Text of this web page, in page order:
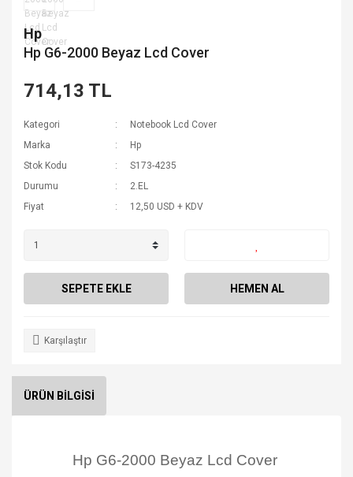
Hp
Hp G6-2000 Beyaz Lcd Cover
714,13 TL
Kategori
Notebook Lcd Cover
Marka
Hp
Stok Kodu
S173-4235
Durumu
2.EL
Fiyat
12,50 USD + KDV
SEPETE EKLE HEMEN AL
Karşılaştır
ÜRÜN BİLGİSİ
Hp G6-2000 Beyaz Lcd Cover